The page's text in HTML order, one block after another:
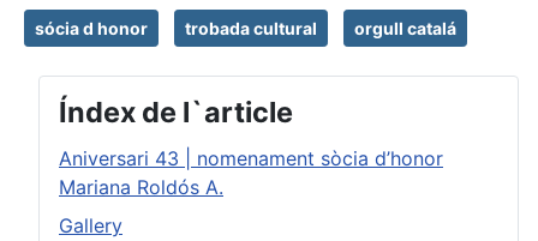
sócia d honor trobada cultural orgull catalá
Índex de l`article
Aniversari 43 | nomenament sòcia d’honor
Mariana Roldós A.
Gallery